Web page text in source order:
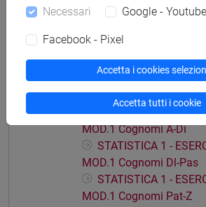
STATISTICA - 2
STATISTICA - 2
STATISTICA - 2
STATISTICA 1 -
STATISTICA 1 -
MOD.1 Cognomi A-Di
STATISTICA 1 -
MOD.1 Cognomi Dl-Pas
STATISTICA 1 -
MOD.1 Cognomi Pat-Z
Necessari Google - Youtube
Facebook - Pixel
Accetta i cookies
Accetta tutti i cookie